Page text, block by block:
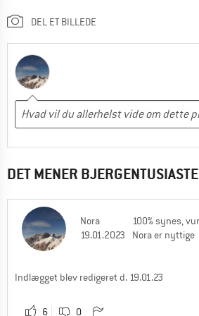
DEL ET BILLEDE
DET MENER
Nora
19.01.2023
100% synes,
Nora er nyttige
Indlægget blev redigeret d. 19.01.23
6 0